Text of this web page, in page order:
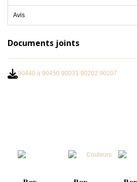
Avis
Documents joints
90440 à 90450 90031 90202 90207